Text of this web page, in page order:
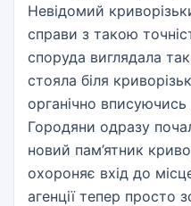
Невідомий
справи з такою
споруда виглядала
стояла біля
органічно
Городяни одразу
новий пам’ятник
охороняє вхід до
агенції тепер просто